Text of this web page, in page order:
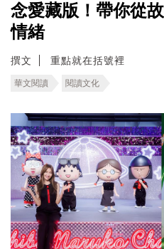
念愛藏版！帶你從
情緒
撰文 重點就在括號裡
華文閱讀 閱讀文化